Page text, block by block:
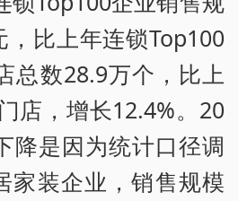
比上年连锁Top100
总数28.9万个，比上
店，增长12.4%。20
降是因为统计口径调
家装企业，销售规模